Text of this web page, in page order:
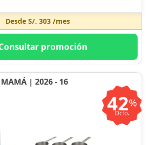
Desde S/. 303/mes
promoción
MAMÁ | 2026 - 16
42%
Dcto.